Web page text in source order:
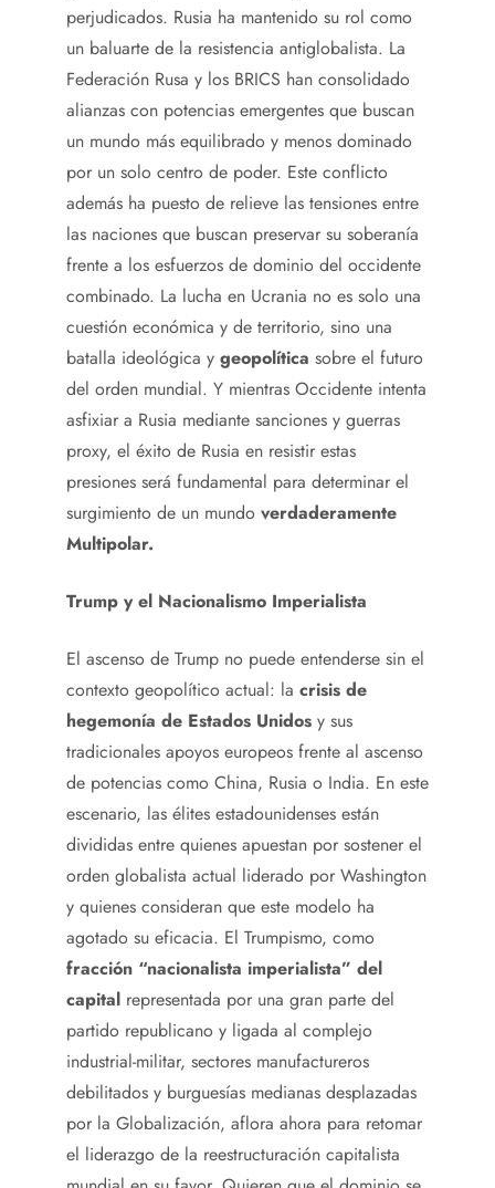
perjudicados. Rusia ha mantenido su rol como
un baluarte de la resistencia antiglobalista. La
Federación Rusa y los BRICS han consolidado
alianzas con potencias emergentes que buscan
un mundo más equilibrado y menos dominado
por un solo centro de poder. Este conflicto
además ha puesto de relieve las tensiones entre
las naciones que buscan preservar su soberanía
frente a los esfuerzos de dominio del occidente
combinado. La lucha en Ucrania no es solo una
cuestión económica y de territorio, sino una
batalla ideológica y geopolítica sobre el futuro
del orden mundial. Y mientras Occidente intenta
asfixiar a Rusia mediante sanciones y guerras
proxy, el éxito de Rusia en resistir estas
presiones será fundamental para determinar el
surgimiento de un mundo verdaderamente
Multipolar.
Trump y el Nacionalismo Imperialista
El ascenso de Trump no puede entenderse sin el
contexto geopolítico actual: la crisis de
hegemonía de Estados Unidos y sus
tradicionales apoyos europeos frente al ascenso
de potencias como China, Rusia o India. En este
escenario, las élites estadounidenses están
divididas entre quienes apuestan por sostener el
orden globalista actual liderado por Washington
y quienes consideran que este modelo ha
agotado su eficacia. El Trumpismo, como
fracción “nacionalista imperialista” del
capital representada por una gran parte del
partido republicano y ligada al complejo
industrial-militar, sectores manufactureros
debilitados y burguesías medianas desplazadas
por la Globalización, aflora ahora para retomar
el liderazgo de la reestructuración capitalista